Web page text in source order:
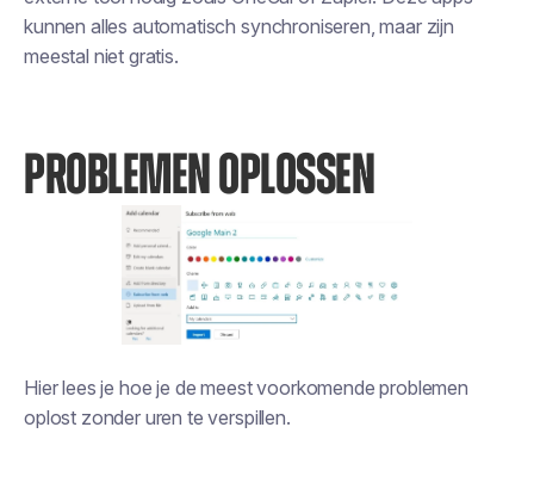
kunnen alles automatisch synchroniseren, maar zijn
meestal niet gratis.
PROBLEMEN OPLOSSEN
Hier lees je hoe je de meest voorkomende problemen
oplost zonder uren te verspillen.